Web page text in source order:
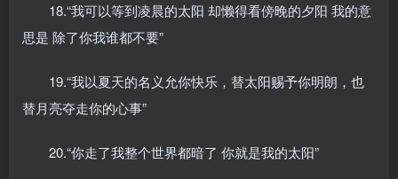
18.“我可以等到凌晨的太阳 却懒得看傍晚的夕阳 我的意
思是 除了你我谁都不要”
19.“我以夏天的名义允你快乐，替太阳赐予你明朗，也
替月亮夺走你的心事”
20.“你走了我整个世界都暗了 你就是我的太阳”